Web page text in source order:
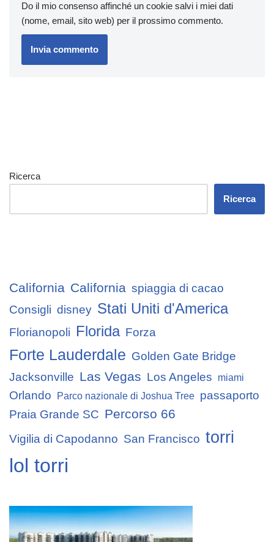
Do il mio consenso affinché un cookie salvi i miei dati
(nome, email, sito web) per il prossimo commento.
Ricerca
Ricerca
California California spiaggia di cacao
Consigli disney Stati Uniti d'America
Florianopoli Florida Forza
Forte Lauderdale Golden Gate Bridge
Jacksonville Las Vegas Los Angeles miami
Orlando Parco nazionale di Joshua Tree passaporto
Praia Grande SC Percorso 66
Vigilia di Capodanno San Francisco torri
lol torri